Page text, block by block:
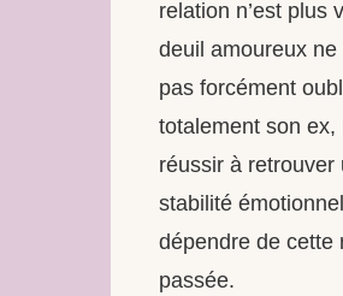
relation n’est plus
deuil amoureux ne
pas forcément
totalement son ex,
réussir à retrouver
stabilité
dépendre de cette
passée.